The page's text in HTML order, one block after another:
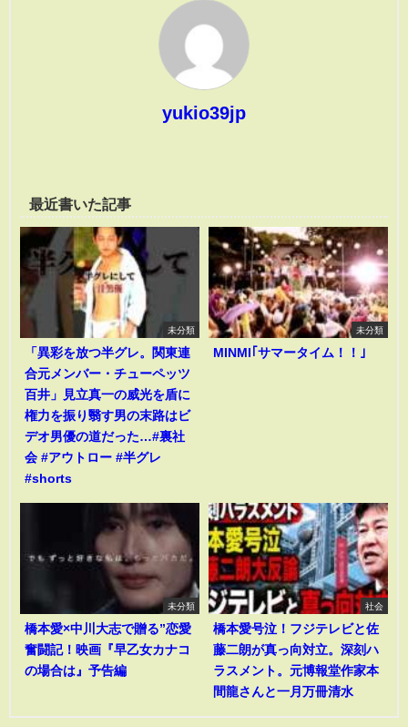
yukio39jp
最近書いた記事
未分類
「異彩を放つ半グレ。関東連
合元メンバー・チューペッツ
百井」見立真一の威光を盾に
権力を振り翳す男の末路はビ
デオ男優の道だった…#裏社
会 #アウトロー #半グレ
#shorts
未分類
MINMI｢サマータイム！！｣
未分類
橋本愛×中川大志で贈る”恋愛
奮闘記！映画『早乙女カナコ
の場合は』予告編
社会
橋本愛号泣！フジテレビと佐
藤二朗が真っ向対立。深刻ハ
ラスメント。元博報堂作家本
間龍さんと一月万冊清水